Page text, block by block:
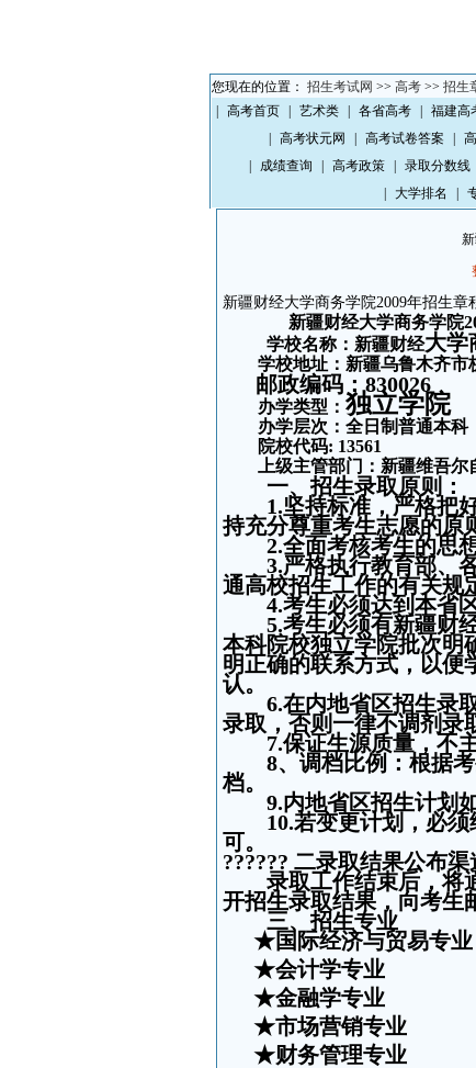
您现在的位置： 招生考试网 >> 高考 >> 招生
新疆职业大学（14138）2009年招生章程
高考首页 艺术类 各省高考 福建高
高考状元网 高考试卷答案
成绩查询 高考政策 录取分数线
大学排名
新疆财经大学商务学院2009年招生章
新疆财经大学商务学院
学校名称：新疆财经大学
学校地址：新疆乌鲁木齐市
邮政编码：830026
办学类型： 独立学院
办学层次：全日制普通本科
院校代码: 13561
上级主管部门：新疆维吾
一、招生录取原则：
1.坚持标准，严格把
持充分尊重考生志愿的原
2.全面考核考生的思
3.严格执行教育部、
通高校招生工作的有关规
4.考生必须达到本省
5.考生必须有新疆财
本科院校独立学院批次明
明正确的联系方式，以便
认。
6.在内地省区招生录
录取，否则一律不调剂录
7.保证生源质量，不
8、调档比例：根据
档。
9.内地省区招生计划
10.若变更计划，必
可。
?????? 二录取结果公布渠
录取工作结束后，将通
开招生录取结果，向考生
三、招生专业
★国际经济与贸易专业
★会计学专业
★金融学专业
★市场营销专业
★财务管理专业